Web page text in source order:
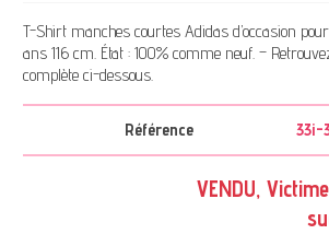
T-Shirt manches courtes Adidas d’occasion
ans 116 cm. État : 100% comme neuf. –
complète ci-dessous.
Référence 33i-
VENDU,